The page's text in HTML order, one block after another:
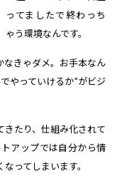
ってましたで終わっち
ゃう環境なんです。
なきゃダメ。お手本なん
やっていけるか”がビジ
きたり、仕組み化されて
アップでは自分から情
ってしまいます。